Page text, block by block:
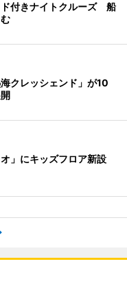
付きナイトクルーズ 船
クレッシェンド」が10
」にキッズフロア新設